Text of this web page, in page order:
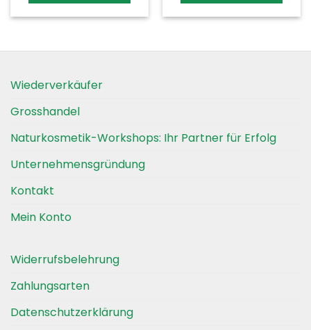
Wiederverkäufer
Grosshandel
Naturkosmetik-Workshops: Ihr Partner für Erfolg
Unternehmensgründung
Kontakt
Mein Konto
Widerrufsbelehrung
Zahlungsarten
Datenschutzerklärung